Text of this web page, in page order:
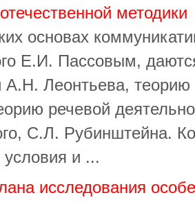
методики
основах
Е.И. Пассовым,
А.Н. Леонтьева,
речевой
С.Л. Рубинштейна.
условия и ...
исследования